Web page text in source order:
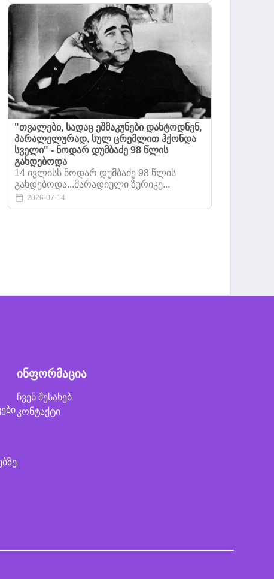
"თვალები, სადაც ეშმაკუნები დახტოდნენ,
პარალელურად, სულ ცრემლით ჰქონდა
სველი" - ნოდარ დუმბაძე 98 წლის
გახდებოდა
14 ივლისს ნოდარ დუმბაძე 98 წლის
გახდებოდა...მარადიული ზურიკე...
2026-07-14
ინფორმაცია
ჩვენ შესახებ
კონტაქტი